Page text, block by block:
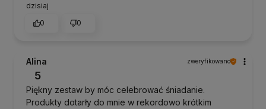
dzisiaj
0
0
Alina zweryfikowano
5
Piękny zestaw by móc celebrować śniadanie.
Produkty dotarły do mnie w rekordowo krótkim